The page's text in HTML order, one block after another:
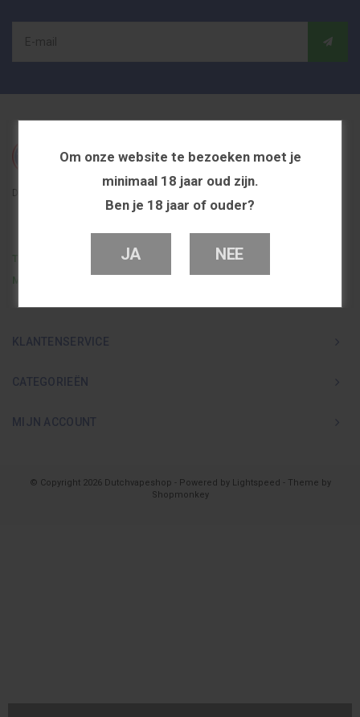
Om onze website te bezoeken moet je
minimaal 18 jaar oud zijn.
Ben je 18 jaar of ouder?
JA NEE
De beste en voordeligste vapeshop in Nederland
Telefoon
0251 839 447
KLANTENSERVICE
CATEGORIEËN
MIJN ACCOUNT
© Copyright 2026 Dutchvapeshop - Powered by Lightspeed - Theme by
Shopmonkey